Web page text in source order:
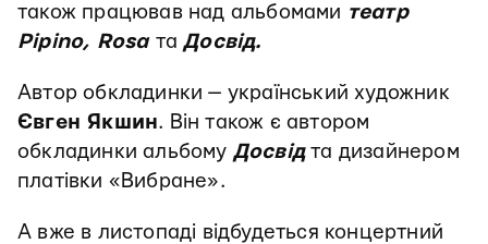
також працював над альбомами театр
Pipino, Rosa таДосвід.
Автор обкладинки — український художник
Євген Якшин. Він також є автором
обкладинки альбому Досвідта дизайнером
платівки «Вибране».
А вже в листопаді відбудеться концертний